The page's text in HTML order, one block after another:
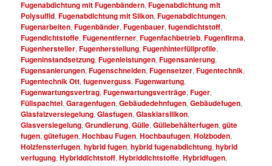
Fugenabdichtung mit Fugenbändern,Fugenabdichtung mit
Polysulfid,Fugenabdichtung mit Slikon,Fugenabdichtungen,
Fugenarbeiten,Fugenbänder,Fugenbauer,fugendichtstoff,
Fugendichtstoffe,Fugenentferner,Fugenfachbetrieb,Fugenfirma,
Fugenhersteller,Fugenherstellung,Fugenhinterfüllprofile,
Fugeninstandsetzung,Fugenleistungen,Fugensanierung,
Fugensanierungen,Fugenschneiden,Fugensetzer,Fugentechnik,
Fugentechnik Ott,fugenverguss,Fugenwartung,
Fugenwartungsvertrag,Fugenwartungsverträge,Fuger,
Füllspachtel,Garagenfugen,Gebäudedehnfugen,Gebäudefugen,
Glasfalzversiegelung,Glasfugen,Glasklarsilikon,
Glasversiegelung,Grundierung,Gülle,Güllebehälterfugen,güte
fugen,gütefugen,Hochbau Fugen,Hochbaufugen,Holzboden,
Holzfensterfugen,hybrid fugen,hybrid fugenabdichtung,hybrid
verfugung,Hybriddichtstoff,Hybriddichtstoffe,Hybridfugen,